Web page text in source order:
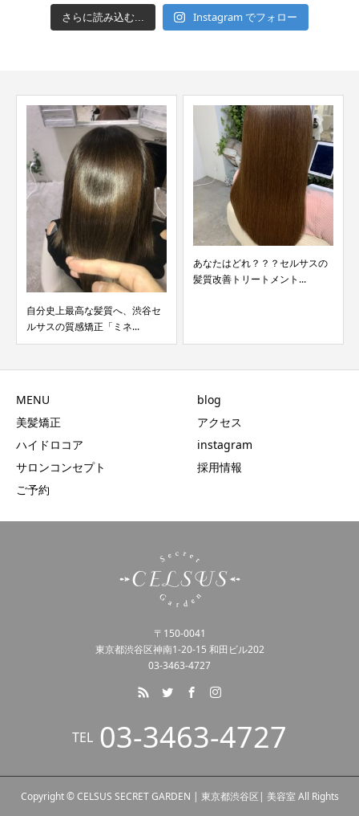
さらに読み込む... Instagram でフォロー
あなたはどれ？？？セルサスの
髪質改善トリートメント...
MENU
美髪矯正
ハイドロコア
サロンコンセプト
ご予約
blog
アクセス
instagram
採用情報
〒150-0041
東京都渋谷区神南1-20-15 和田ビル202
03-3463-4727
TEL 03-3463-4727
Copyright © CELSUS SECRET GARDEN | 東京都渋谷区| 美容室 All Rights
tel WEB予約 line@